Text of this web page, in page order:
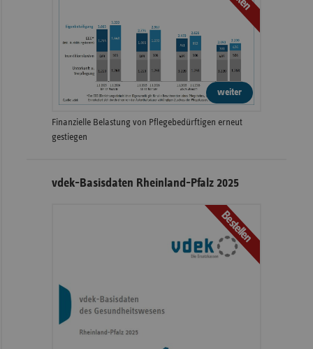
weiter
Finanzielle Belastung von Pflegebedürftigen erneut
gestiegen
vdek-Basisdaten Rheinland-Pfalz 2025
Bestellen